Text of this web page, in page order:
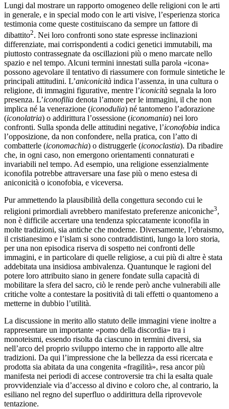
Lungi dal mostrare un rapporto omogeneo delle religioni con le arti
in generale, e in special modo con le arti visive, l’esperienza storica
testimonia come queste costituiscano da sempre un fattore di
dibattito2. Nei loro confronti sono state espresse inclinazioni
differenziate, mai corrispondenti a codici genetici immutabili, ma
piuttosto contrassegnate da oscillazioni più o meno marcate nello
spazio e nel tempo. Alcuni termini innestati sulla parola «icona»
possono agevolare il tentativo di riassumere con formule sintetiche le
principali attitudini. L’aniconicità indica l’assenza, in una cultura o
religione, di immagini figurative, mentre l’iconicità segnala la loro
presenza. L’iconofilia denota l’amore per le immagini, il che non
implica né la venerazione (iconodulia) né tantomeno l’adorazione
(iconolatria) o addirittura l’ossessione (iconomania) nei loro
confronti. Sulla sponda delle attitudini negative, l’iconofobia indica
l’opposizione, da non confondere, nella pratica, con l’atto di
combatterle (iconomachia) o distruggerle (iconoclastia). Da ribadire
che, in ogni caso, non emergono orientamenti connaturati e
invariabili nel tempo. Ad esempio, una religione essenzialmente
iconofila potrebbe attraversare una fase più o meno estesa di
aniconicità o iconofobia, e viceversa.
Pur ammettendo la plausibilità della congettura secondo cui le
religioni primordiali avrebbero manifestato preferenze aniconiche3,
non è difficile accertare una tendenza spiccatamente iconofila in
molte tradizioni, sia antiche che moderne. Diversamente, l’ebraismo,
il cristianesimo e l’islam si sono contraddistinti, lungo la loro storia,
per una non episodica riserva di sospetto nei confronti delle
immagini, e in particolare di quelle religiose, a cui più di altre è stata
addebitata una insidiosa ambivalenza. Quantunque le ragioni del
potere loro attribuito siano in genere fondate sulla capacità di
mobilitare la sfera del sacro, ciò le rende però anche vulnerabili alle
critiche volte a contestare la positività di tali effetti o quantomeno a
metterne in dubbio l’utilità.
La discussione in merito allo statuto delle immagini viene inoltre a
rappresentare un importante «pomo della discordia» tra i
monoteismi, essendo risolta da ciascuno in termini diversi, sia
nell’arco del proprio sviluppo interno che in rapporto alle altre
tradizioni. Da qui l’impressione che la bellezza da essi ricercata e
prodotta sia abitata da una congenita «fragilità», resa ancor più
manifesta nei periodi di accese controversie tra chi la esalta quale
provvidenziale via d’accesso al divino e coloro che, al contrario, la
esiliano nel regno del superfluo o addirittura della riprovevole
tentazione.